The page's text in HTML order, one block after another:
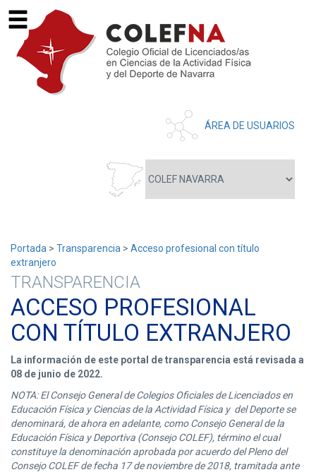
ÁREA DE USUARIOS
Portada > Transparencia > Acceso profesional con título
extranjero
TRANSPARENCIA
ACCESO PROFESIONAL
CON TÍTULO EXTRANJERO
La información de este portal de transparencia está revisada a
08 de junio de 2022.
NOTA: El Consejo General de Colegios Oficiales de Licenciados en
Educación Física y Ciencias de la Actividad Física y del Deporte se
denominará, de ahora en adelante, como Consejo General de la
Educación Física y Deportiva (Consejo COLEF), término el cual
constituye la denominación aprobada por acuerdo del Pleno del
Consejo COLEF de fecha 17 de noviembre de 2018, tramitada ante